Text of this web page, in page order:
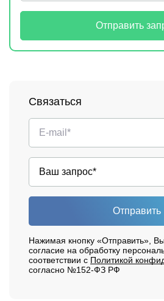
Отправить
Связаться
Отправить
Нажимая кнопку «Отправить»,
согласие на обработку
соответствии с Политикой
согласно №152-ФЗ РФ